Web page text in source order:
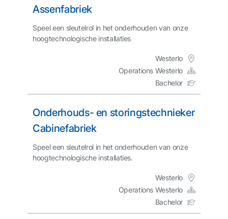
Assenfabriek
Speel een sleutelrol in het onderhouden van onze
hoogtechnologische installaties
Westerlo
Operations Westerlo
Bachelor
Onderhouds- en storingstechnieker
Cabinefabriek
Speel een sleutelrol in het onderhouden van onze
hoogtechnologische installaties.
Westerlo
Operations Westerlo
Bachelor